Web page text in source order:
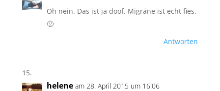
Oh nein. Das ist ja doof. Migräne ist echt fies.
🙁
Antworten
helene am 28. April 2015 um 16:06